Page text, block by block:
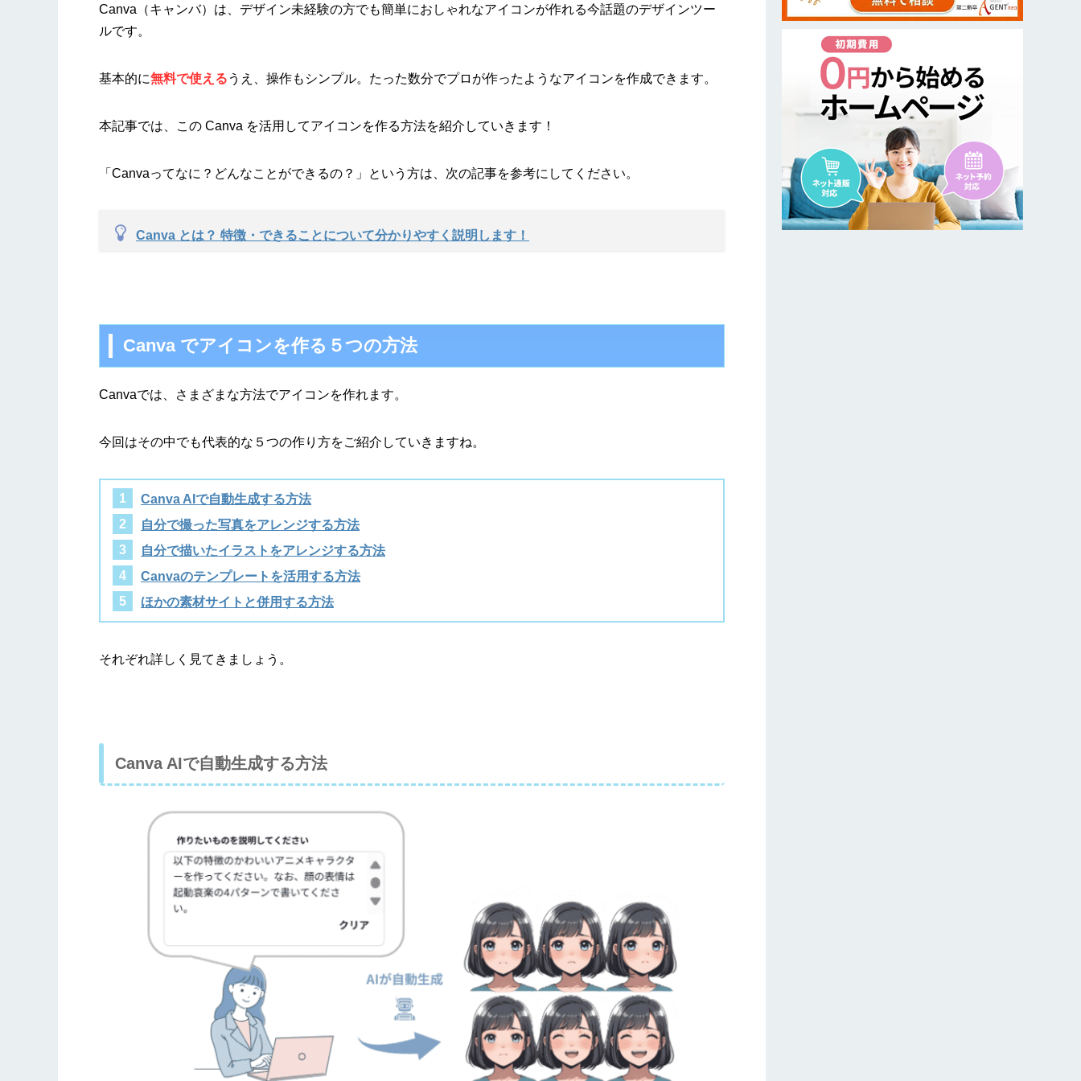
Canva（キャンバ）は、デザイン未経験の方でも簡単におしゃれなアイコンが作れる今話題のデザインツー
ルです。
基本的に無料で使える うえ、操作もシンプル。たった数分でプロが作ったようなアイコンを作成できます。
本記事では、この Canva を活用してアイコンを作る方法を紹介していきます！
「Canvaってなに？どんなことができるの？」という方は、次の記事を参考にしてください。
Canva とは？ 特徴・できることについて分かりやすく説明します！
Canva でアイコンを作る５つの方法
Canvaでは、さまざまな方法でアイコンを作れます。
今回はその中でも代表的な５つの作り方をご紹介していきますね。
Canva AIで自動生成する方法
自分で撮った写真をアレンジする方法
自分で描いたイラストをアレンジする方法
Canvaのテンプレートを活用する方法
ほかの素材サイトと併用する方法
それぞれ詳しく見てきましょう。
Canva AIで自動生成する方法